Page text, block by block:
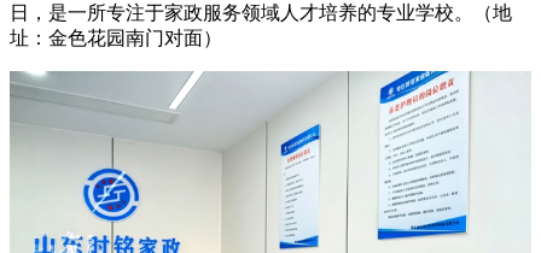
日，是一所专注于家政服务领域人才培养的专业学校。（地
址：金色花园南门对面）